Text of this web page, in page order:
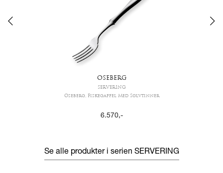
OSEBERG
SERVERING
Oseberg, Fiskegaffel Med Sølvtinner
6.570,-
Se alle produkter i serien SERVERING